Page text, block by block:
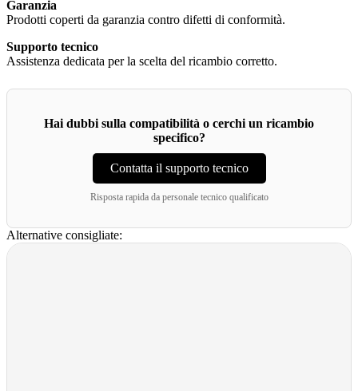
Garanzia
Prodotti coperti da garanzia contro difetti di conformità.
Supporto tecnico
Assistenza dedicata per la scelta del ricambio corretto.
Hai dubbi sulla compatibilità o cerchi un ricambio
specifico?
Contatta il supporto tecnico
Risposta rapida da personale tecnico qualificato
Alternative consigliate: